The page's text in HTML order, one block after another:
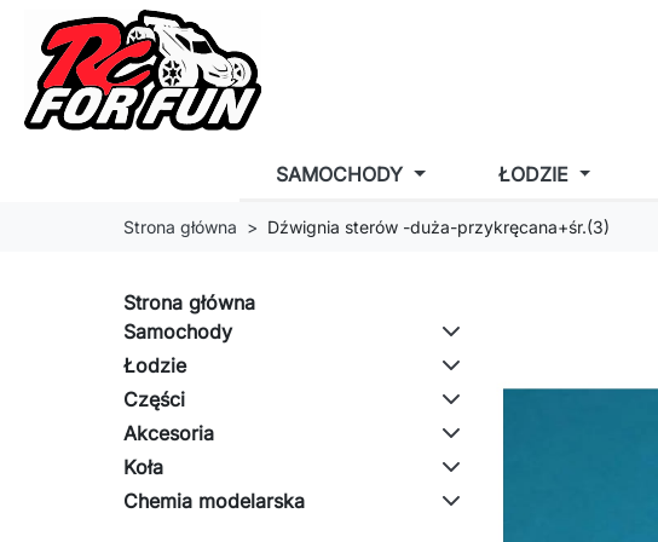
SAMOCHODY ŁODZIE
Strona główna Dźwignia sterów -duża-przykręcana+śr.(3)
Strona główna
Samochody
Łodzie
Części
Akcesoria
Koła
Chemia modelarska